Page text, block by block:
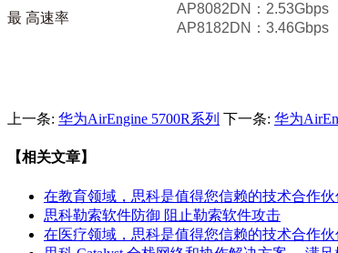
最 高速率
AP8082DN：2.53Gbps
AP8182DN：3.46Gbps
上一条: 华为AirEngine 5700R系列 下一条: 华为
【相关文章】
在教育领域，思科是值得您信赖的技术合作伙
思科勒索软件防御 阻止勒索软件攻击
在医疗领域，思科是值得您信赖的技术合作伙